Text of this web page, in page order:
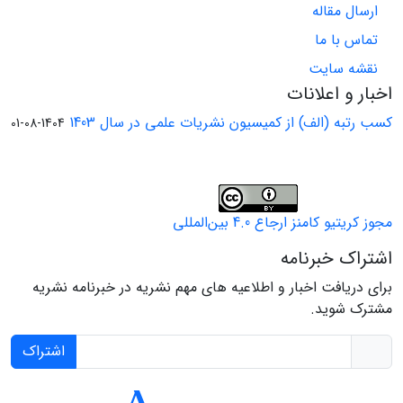
ارسال مقاله
تماس با ما
نقشه سایت
اخبار و اعلانات
کسب رتبه (الف) از کمیسیون نشریات علمی در سال 1403 1404-08-01
مجوز کریتیو کامنز ارجاع 4.0 بین‌المللی
اشتراک خبرنامه
برای دریافت اخبار و اطلاعیه های مهم نشریه در خبرنامه نشریه
مشترک شوید.
اشتراک